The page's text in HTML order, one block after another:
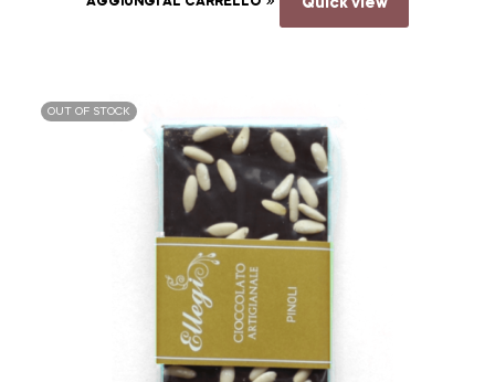
Quick view
OUT OF STOCK